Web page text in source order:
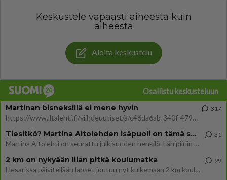
Keskustele vapaasti aiheesta kuin
aiheesta
Aloita keskustelu
Osallistu keskusteluun
Martinan bisneksillä ei mene hyvin
https://www.iltalehti.fi/viihdeuutiset/a/c46da6ab-340f-4790-aaa7-0865eed2336 Yrityksen konkurssihakemus on tullut kärä
317
Tiesitkö? Martina Aitolehden isäpuoli on tämä suosittu laulaja
Martina Aitolehti on seurattu julkisuuden henkilö. Lähipiiriin mahtuu muitakin tunnettuja henkilöitä. Tiesitkö, että Ma
31
2 km on nykyään liian pitkä koulumatka
Hesarissa päivitellään lapset joutuu nyt kulkemaan 2 km kouluun jösses. Ruostefillarilla tuo matka menee vaikka miten äk
99